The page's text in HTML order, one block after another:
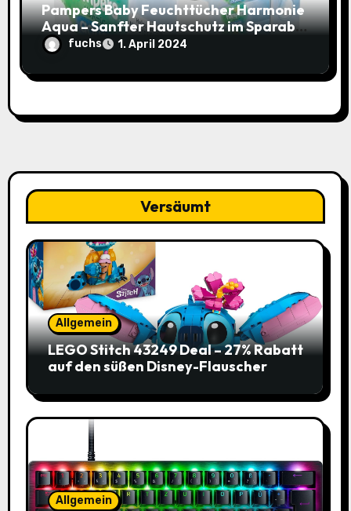
Pampers Baby Feuchttücher Harmonie
Aqua – Sanfter Hautschutz im Sparabo
für nur 25,44€ (15% Rabatt)
fuchs 1. April 2024
Versäumt
Allgemein
LEGO Stitch 43249 Deal – 27% Rabatt
auf den süßen Disney-Flauscher
Allgemein